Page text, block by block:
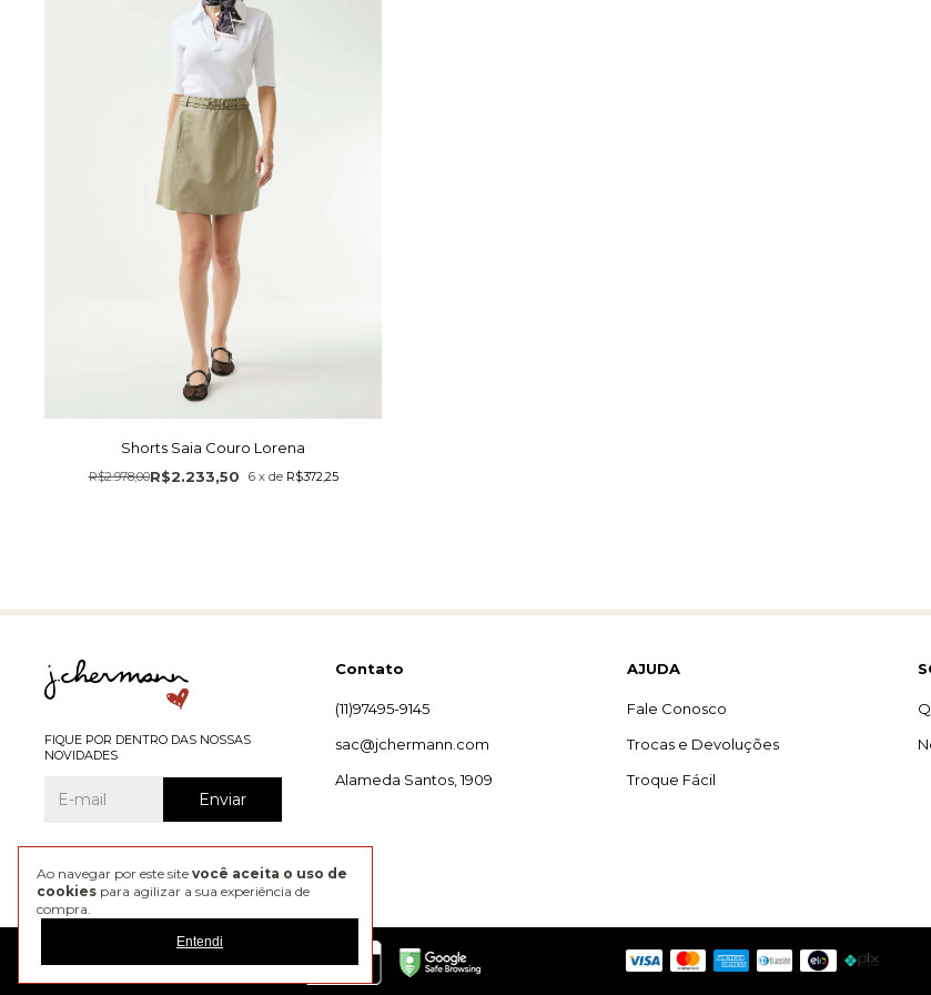
Ao navegar por este site você aceita o uso de
cookies para agilizar a sua experiência de
compra.
Entendi
Shorts Saia Couro Lorena
R$2.233,50
R$2.978,00 6 x de R$372,25
FIQUE POR DENTRO DAS NOSSAS
NOVIDADES
Contato
(11)97495-9145
sac@jchermann.com
Alameda Santos, 1909
AJUDA
Fale Conosco
Trocas e Devoluções
Troque Fácil
@2026 J. Chermann